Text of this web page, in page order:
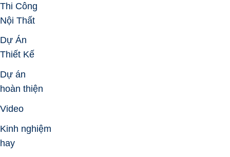
Thi Công
Nội Thất
Dự Án
Thiết Kế
Dự án
hoàn thiện
Video
Kinh nghiệm
hay